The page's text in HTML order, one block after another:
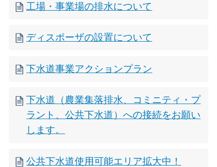
工場・事業場の排水について
ディスポーザの設置について
下水道事業アクションプラン
下水道（農業集落排水、コミニティ・プ
ラント、公共下水道）への接続をお願い
します。
公共下水道使用可能エリア拡大中！